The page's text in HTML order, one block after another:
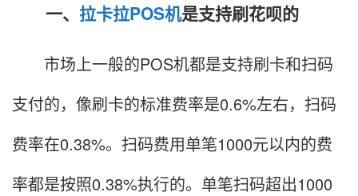
一、 拉卡拉POS机是支持刷花呗的
市场上一般的POS机都是支持刷卡和扫码
支付的，像刷卡的标准费率是0.6%左右，扫码
费率在0.38%。扫码费用单笔1000元以内的费
率都是按照0.38%执行的。单笔扫码超出1000